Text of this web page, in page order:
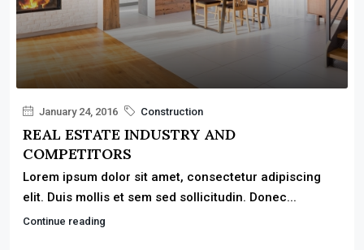
January 24, 2016 Construction
REAL ESTATE INDUSTRY AND
COMPETITORS
Lorem ipsum dolor sit amet, consectetur adipiscing
elit. Duis mollis et sem sed sollicitudin. Donec...
Continue reading